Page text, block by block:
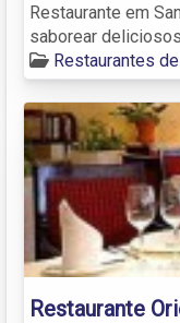
Restaurante em
saborear
Restaurantes
Restaurante